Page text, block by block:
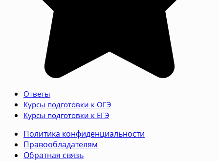
Ответы
Курсы подготовки к ОГЭ
Курсы подготовки к ЕГЭ
Политика конфиденциальности
Правообладателям
Обратная связь